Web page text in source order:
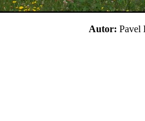
Autor: